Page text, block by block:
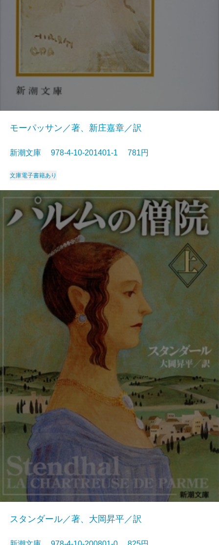
モーパッサン／著、新庄嘉章／訳
新潮文庫 978-4-10-201401-1 781円
文庫電子書籍あり
スタンダール／著、大岡昇平／訳